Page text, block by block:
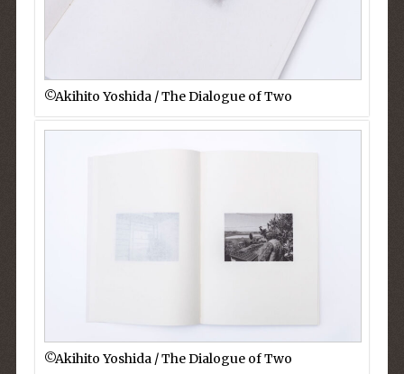
©︎Akihito Yoshida / The Dialogue of Two
©︎Akihito Yoshida / The Dialogue of Two